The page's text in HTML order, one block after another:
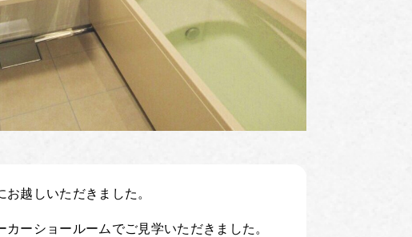
越しいただきました。
ーショールームでご見学いただきました。